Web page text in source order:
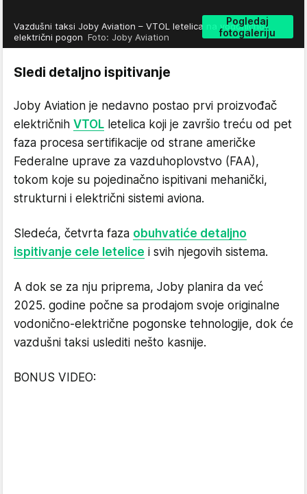
Pogledaj
fotogaleriju
Vazdušni taksi Joby Aviation – VTOL letelica na vodonično-
električni pogon Foto: Joby Aviation
Sledi detaljno ispitivanje
Joby Aviation je nedavno postao prvi proizvođač
električnih VTOL letelica koji je završio treću od pet
faza procesa sertifikacije od strane američke
Federalne uprave za vazduhoplovstvo (FAA),
tokom koje su pojedinačno ispitivani mehanički,
strukturni i električni sistemi aviona.
Sledeća, četvrta faza obuhvatiće detaljno
ispitivanje cele letelice i svih njegovih sistema.
A dok se za nju priprema, Joby planira da već
2025. godine počne sa prodajom svoje originalne
vodonično-električne pogonske tehnologije, dok će
vazdušni taksi uslediti nešto kasnije.
BONUS VIDEO: